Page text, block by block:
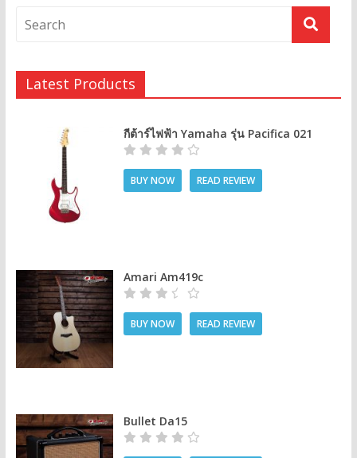
Latest Products
กีต้าร์ไฟฟ้า Yamaha รุ่น Pacifica 021
BUY NOW READ REVIEW
Amari Am419c
BUY NOW READ REVIEW
Bullet Da15